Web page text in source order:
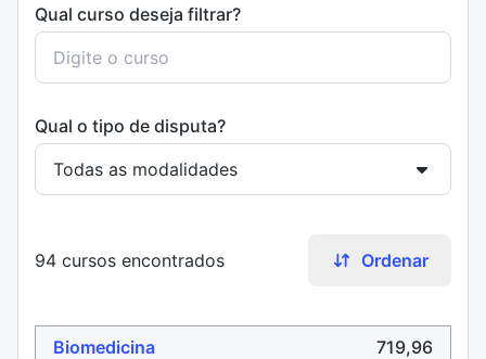
Qual curso deseja filtrar?
Qual o tipo de disputa?
94 cursos encontrados Ordenar
Biomedicina 719,96